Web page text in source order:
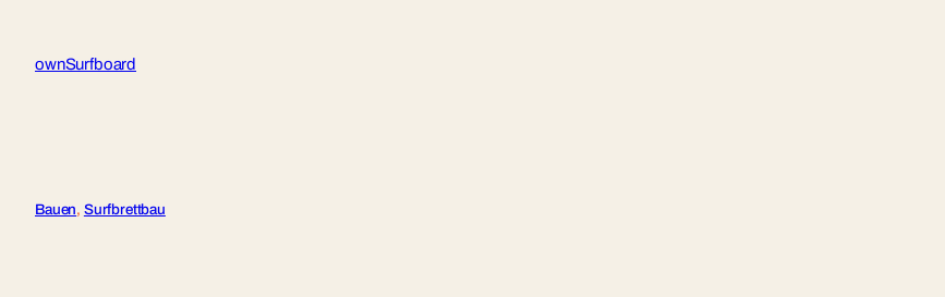
springen
ownSurfboard
Bauen, Surfbrettbau